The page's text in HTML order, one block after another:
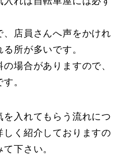
、店員さんへ声をかけれ
所が多いです。
場合がありますので、
。
を入れてもらう流れにつ
しく紹介しておりますの
下さい。